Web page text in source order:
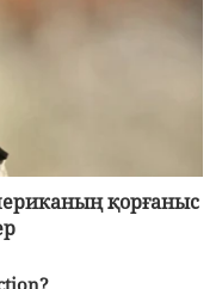
қорғаныс